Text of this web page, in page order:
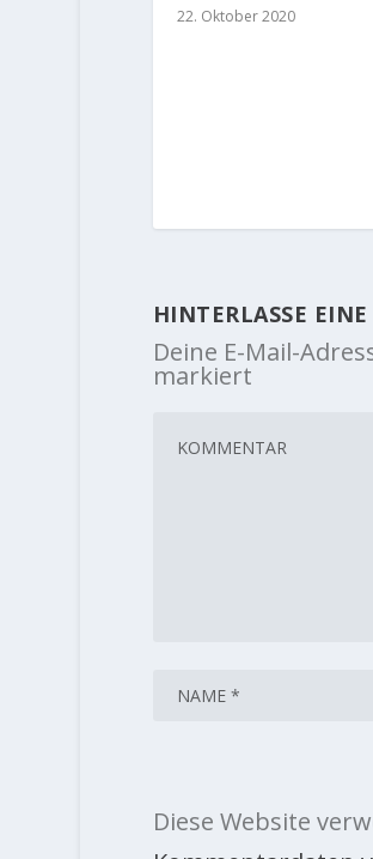
22. Oktober 2020
HINTERLASSE
Deine E-Mail-
markiert
Diese Website